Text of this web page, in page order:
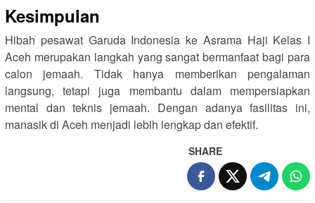
Kesimpulan
Hibah pesawat Garuda Indonesia ke Asrama Haji Kelas I
Aceh merupakan langkah yang sangat bermanfaat bagi para
calon jemaah. Tidak hanya memberikan pengalaman
langsung, tetapi juga membantu dalam mempersiapkan
mental dan teknis jemaah. Dengan adanya fasilitas ini,
manasik di Aceh menjadi lebih lengkap dan efektif.
SHARE